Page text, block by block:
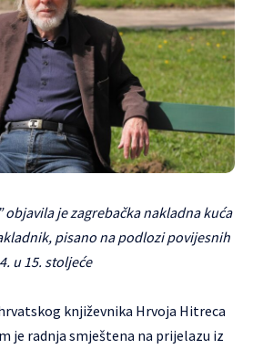
objavila je zagrebačka nakladna kuća
pisano na podlozi povijesnih
u 15. stoljeće
književnika Hrvoja Hitreca
je radnja smještena na prijelazu iz